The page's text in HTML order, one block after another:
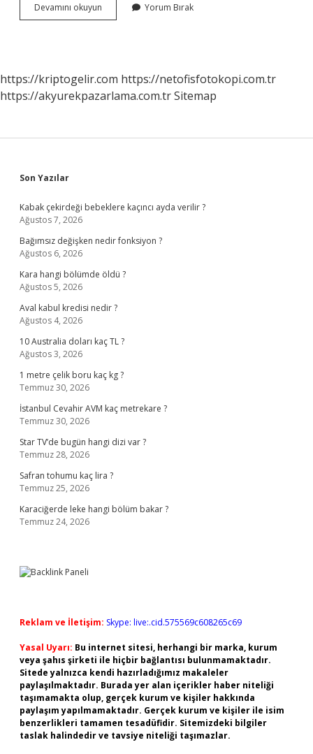
Devamını okuyun Anasonlu
Nargile
Yorum Bırak
https://kriptogelir.com https://netofisfotokopi.com.tr
https://akyurekpazarlama.com.trSitemap
Sidebar
Son Yazılar
Kabak çekirdeği bebeklere kaçıncı ayda verilir ?
Ağustos 7, 2026
Bağımsız değişken nedir fonksiyon ?
Ağustos 6, 2026
Kara hangi bölümde öldü ?
Ağustos 5, 2026
Aval kabul kredisi nedir ?
Ağustos 4, 2026
10 Australia doları kaç TL ?
Ağustos 3, 2026
1 metre çelik boru kaç kg ?
Temmuz 30, 2026
İstanbul Cevahir AVM kaç metrekare ?
Temmuz 30, 2026
Star TV’de bugün hangi dizi var ?
Temmuz 28, 2026
Safran tohumu kaç lira ?
Temmuz 25, 2026
Karaciğerde leke hangi bölüm bakar ?
Temmuz 24, 2026
Reklam ve İletişim: Skype: live:.cid.575569c608265c69
Yasal Uyarı: Bu internet sitesi, herhangi bir marka, kurum
veya şahıs şirketi ile hiçbir bağlantısı bulunmamaktadır.
Sitede yalnızca kendi hazırladığımız makaleler
paylaşılmaktadır. Burada yer alan içerikler haber niteliği
taşımamakta olup, gerçek kurum ve kişiler hakkında
paylaşım yapılmamaktadır. Gerçek kurum ve kişiler ile isim
benzerlikleri tamamen tesadüfidir. Sitemizdeki bilgiler
taslak halindedir ve tavsiye niteliği taşımazlar.